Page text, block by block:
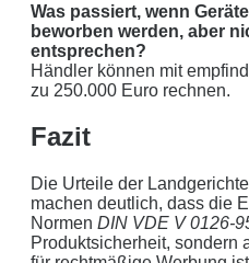
Was passiert, wenn
beworben werden, aber
entsprechen?
Händler können mit
zu 250.000 Euro rechnen.
Fazit
Die Urteile der
machen deutlich, dass die
Normen DIN VDE V 0126-
Produktsicherheit, sondern